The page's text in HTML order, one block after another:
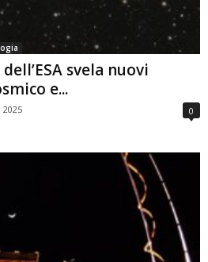
svela nuovi
e...
2025 0